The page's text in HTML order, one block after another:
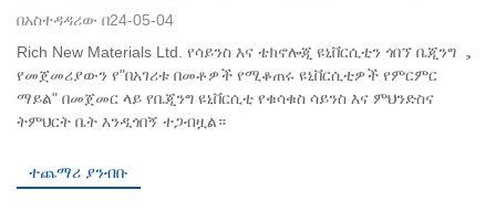
በአስተዳዳሪው በ24-05-04
Rich New Materials Ltd. የሳይንስ እና ቴክኖሎጂ ዩኒቨርሲቲን ጎበኘ ቤጂንግ ，
የመጀመሪያውን የ"በአገሪቱ በመቶዎች የሚቆጠሩ ዩኒቨርሲቲዎች የምርምር
ማይል" በመጀመር ላይ የቤጂንግ ዩኒቨርሲቲ የቁሳቁስ ሳይንስ እና ምህንድስና
ትምህርት ቤት እንዲጎበኝ ተጋብዟል።
ተጨማሪ ያንብቡ